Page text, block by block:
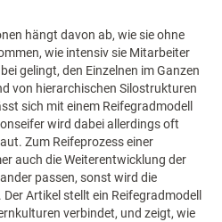
hängt davon ab, wie sie ohne
wie intensiv sie Mitarbeiter
gelingt, den Einzelnen im Ganzen
von hierarchischen Silostrukturen
sich mit einem Reifegradmodell
wird dabei allerdings oft
Zum Reifeprozess einer
auch die Weiterentwicklung der
passen, sonst wird die
Artikel stellt ein Reifegradmodell
verbindet, und zeigt, wie